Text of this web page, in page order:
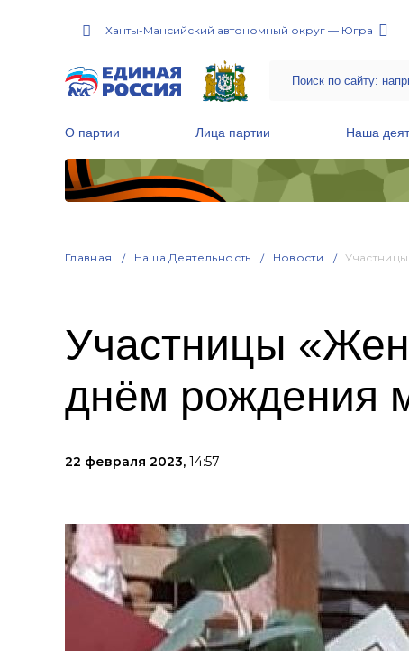
Ханты-Мансийский автономный округ — Югра
О партии Лица партии Наша
Главная Наша Деятельность Новости
Участницы
днём рождения
22 февраля 2023, 14:57